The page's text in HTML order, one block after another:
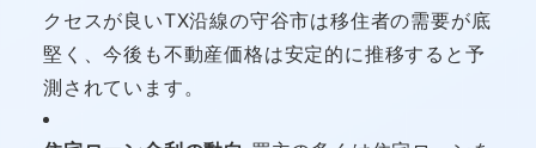
クセスが良いTX沿線の守谷市は移住者の需要が底
堅く、今後も不動産価格は安定的に推移すると予
測されています。